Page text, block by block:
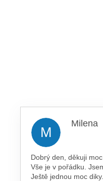
M
Milena
Dobrý den, děkuji
Vše je v pořádku.
Ještě jednou moc